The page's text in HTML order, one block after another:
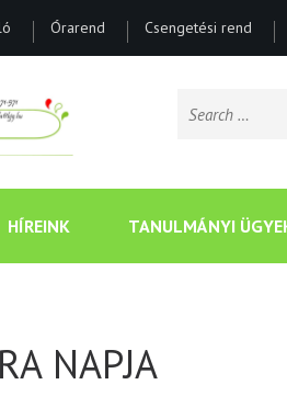
Órarend Csengetési rend
HÍREINK TANULMÁNYI
NAPJA